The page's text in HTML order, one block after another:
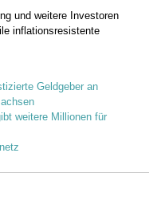
und weitere Investoren
inflationsresistente
Geldgeber an
weitere Millionen für